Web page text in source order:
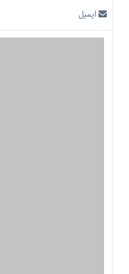
خانه ایمیل